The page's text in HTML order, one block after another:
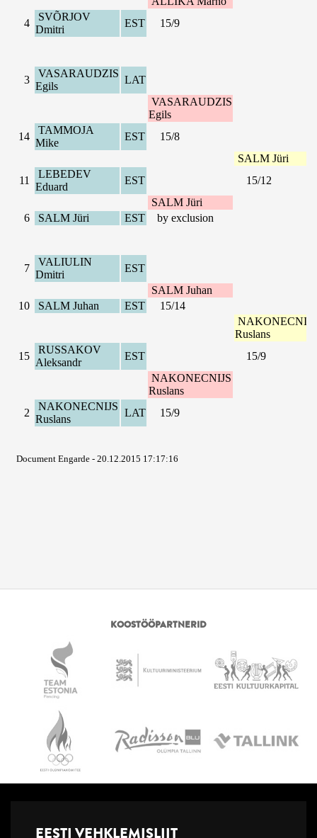
KOOSTÖÖPARTNERID
EESTI VEHKLEMISLIIT